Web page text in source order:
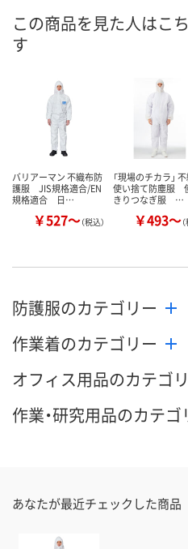
この商品を見た人はこ
す
バリアーマン 不織布防
護服 JIS規格適合/EN
規格適合 日…
￥527～（税込）
「現場のチカラ」
使い捨て防塵服
きりつなぎ服 …
￥493～
防護服のカテゴリー
作業着のカテゴリー
オフィス用品のカテゴ
作業・研究用品のカテゴ
あなたが最近チェックした商品